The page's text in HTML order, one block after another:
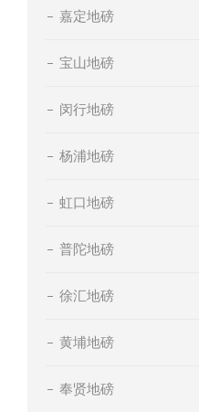
嘉定地磅
宝山地磅
闵行地磅
杨浦地磅
虹口地磅
普陀地磅
徐汇地磅
黄埔地磅
奉贤地磅